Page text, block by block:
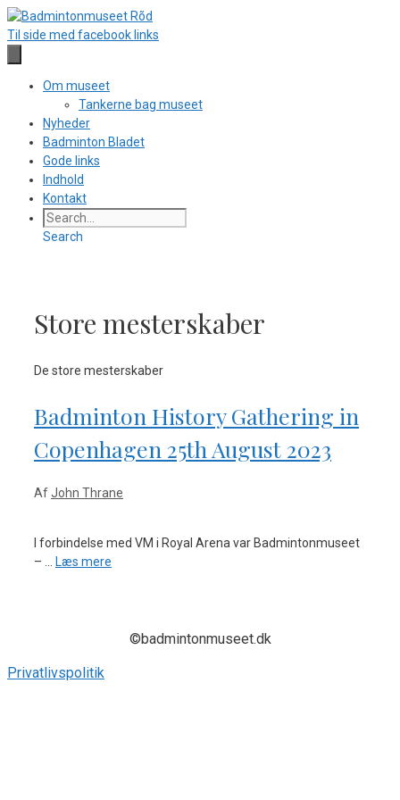
Hop
til
Til side med facebook links
Om museet
Tankerne bag museet
Nyheder
Badminton Bladet
Gode links
Indhold
Kontakt
Search
Store mesterskaber
De store mesterskaber
Badminton History Gathering in
Copenhagen 25th August 2023
AfJohn Thrane
I forbindelse med VM i Royal Arena var Badmintonmuseet
– …
Læs mere
©badmintonmuseet.dk
Privatlivspolitik